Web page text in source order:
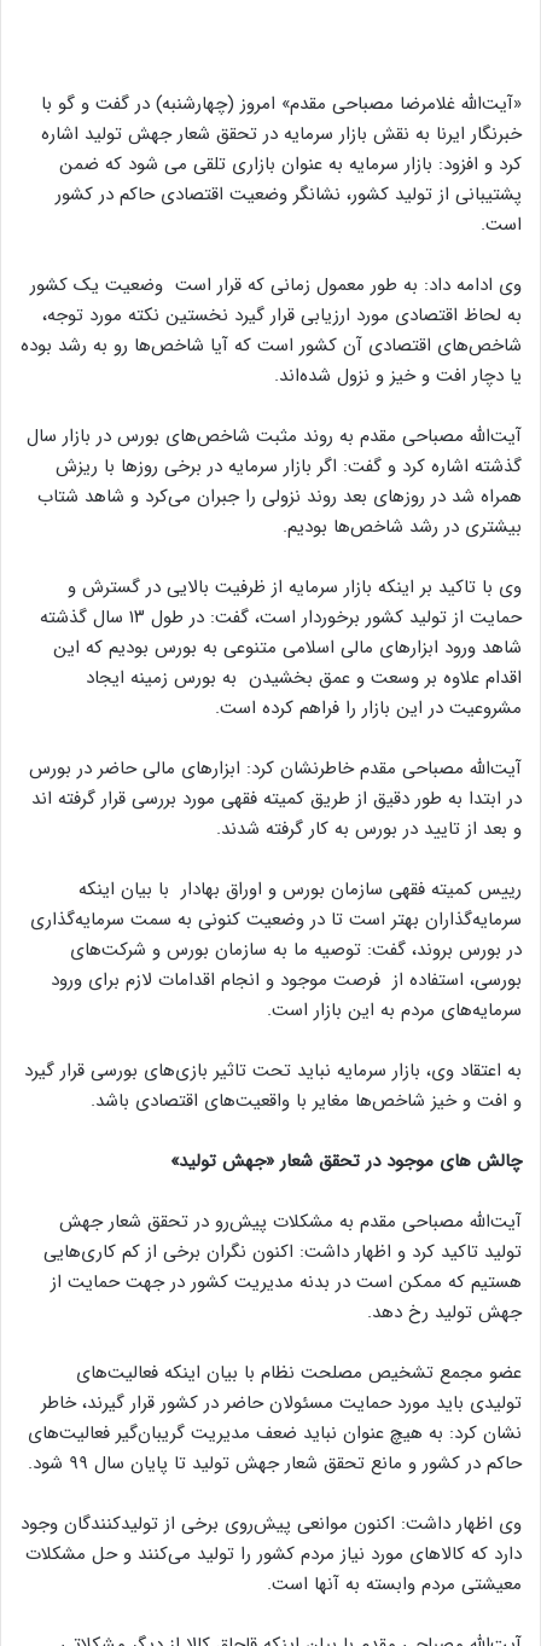
«آیت‌الله غلامرضا مصباحی مقدم» امروز (چهارشنبه) در گفت و گو با
خبرنگار ایرنا به نقش بازار سرمایه در تحقق شعار جهش تولید اشاره
کرد و افزود: بازار سرمایه به عنوان بازاری تلقی می شود که ضمن
پشتیبانی از تولید کشور، نشانگر وضعیت اقتصادی حاکم در کشور
است.
وی ادامه داد: به طور معمول زمانی که قرار است وضعیت یک کشور
به لحاظ اقتصادی مورد ارزیابی قرار گیرد نخستین نکته مورد توجه،
شاخص‌های اقتصادی آن کشور است که آیا شاخص‌ها رو به رشد بوده
یا دچار افت و خیز و نزول شده‌اند.
آیت‌الله مصباحی مقدم به روند مثبت شاخص‌های بورس در بازار سال
گذشته اشاره کرد و گفت: اگر بازار سرمایه در برخی روزها با ریزش
همراه شد در روزهای بعد روند نزولی را جبران می‌کرد و شاهد شتاب
بیشتری در رشد شاخص‌ها بودیم.
وی با تاکید بر اینکه بازار سرمایه از ظرفیت بالایی در گسترش و
حمایت از تولید کشور برخوردار است، گفت: در طول ۱۳ سال گذشته
شاهد ورود ابزارهای مالی اسلامی متنوعی به بورس بودیم که این
اقدام علاوه بر وسعت و عمق بخشیدن به بورس زمینه ایجاد
مشروعیت در این بازار را فراهم کرده است.
آیت‌الله مصباحی مقدم خاطرنشان کرد: ابزارهای مالی حاضر در بورس
در ابتدا به طور دقیق از طریق کمیته فقهی مورد بررسی قرار گرفته اند
و بعد از تایید در بورس به کار گرفته شدند.
رییس کمیته فقهی سازمان بورس و اوراق بهادار با بیان اینکه
سرمایه‌گذاران بهتر است تا در وضعیت کنونی به سمت سرمایه‌گذاری
در بورس بروند، گفت: توصیه ما به سازمان بورس و شرکت‌های
بورسی، استفاده از فرصت موجود و انجام اقدامات لازم برای ورود
سرمایه‌های مردم به این بازار است.
به اعتقاد وی، بازار سرمایه نباید تحت تاثیر بازی‌های بورسی قرار گیرد
و افت و خیز شاخص‌ها مغایر با واقعیت‌های اقتصادی باشد.
چالش های موجود در تحقق شعار «جهش تولید»
آیت‌الله مصباحی مقدم به مشکلات پیش‌رو در تحقق شعار جهش
تولید تاکید کرد و اظهار داشت: اکنون نگران برخی از کم کاری‌هایی
هستیم که ممکن است در بدنه مدیریت کشور در جهت حمایت از
جهش تولید رخ دهد.
عضو مجمع تشخیص مصلحت نظام با بیان اینکه فعالیت‌های
تولیدی باید مورد حمایت مسئولان حاضر در کشور قرار گیرند، خاطر
نشان کرد: به هیچ عنوان نباید ضعف مدیریت گریبان‌گیر فعالیت‌های
حاکم در کشور و مانع تحقق شعار جهش تولید تا پایان سال ٩٩ شود.
وی اظهار داشت: اکنون موانعی پیش‌روی برخی از تولیدکنندگان وجود
دارد که کالاهای مورد نیاز مردم کشور را تولید می‌کنند و حل مشکلات
معیشتی مردم وابسته به آنها است.